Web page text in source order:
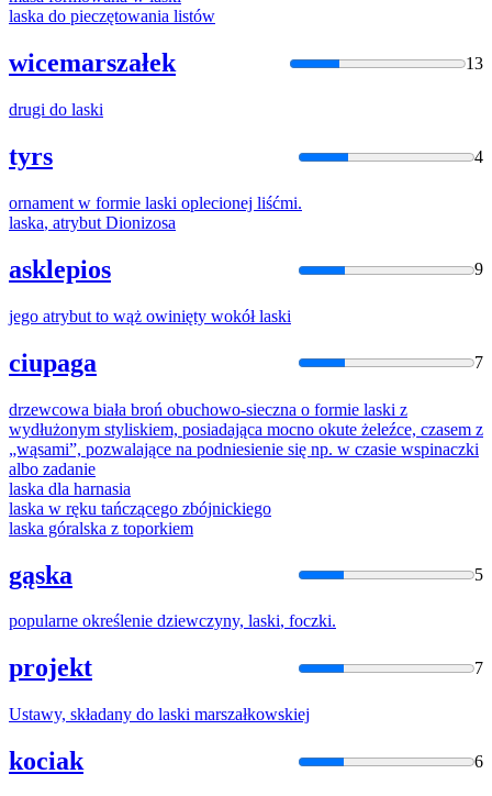
laska do pieczętowania listów
wicemarszałek 13
drugi do laski
tyrs 4
ornament w formie laski oplecionej liśćmi.
laska, atrybut Dionizosa
asklepios 9
jego atrybut to wąż owinięty wokółlaski
ciupaga 7
drzewcowa biała broń obuchowo-sieczna o formie laski z
wydłużonym styliskiem, posiadająca mocno okute żeleźce, czasem z
„wąsami”, pozwalające na podniesienie się np. w czasie wspinaczki
albo zadanie
laska dla harnasia
laska w ręku tańczącego zbójnickiego
laska góralska z toporkiem
gąska 5
popularne określenie dziewczyny, laski, foczki.
projekt 7
Ustawy, składany do laski marszałkowskiej
kociak 6